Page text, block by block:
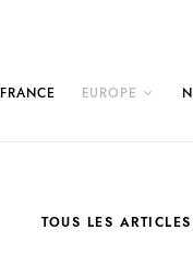
FRANCE EUROPE
TOUS LES